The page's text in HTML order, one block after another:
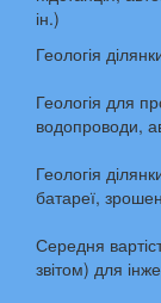
ін.)
Геологія
Геологія для
водопроводи,
Геологія
батареї,
Середня
звітом) для